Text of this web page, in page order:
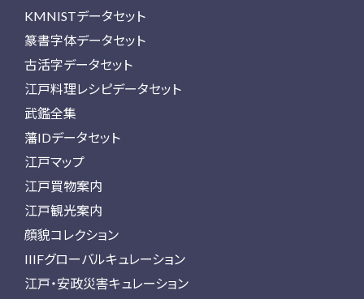
KMNISTデータセット
篆書字体データセット
古活字データセット
江戸料理レシピデータセット
武鑑全集
藩IDデータセット
江戸マップ
江戸買物案内
江戸観光案内
顔貌コレクション
IIIFグローバルキュレーション
江戸・安政災害キュレーション